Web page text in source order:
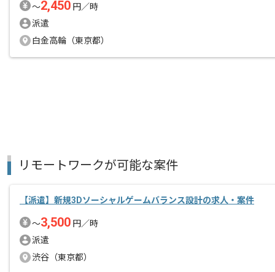
〜2,450 円／時
派遣
白金高輪（東京都）
リモートワークが可能な案件
【派遣】新規3Dソーシャルゲームバランス設計の求人・案件
〜3,500 円／時
派遣
渋谷（東京都）